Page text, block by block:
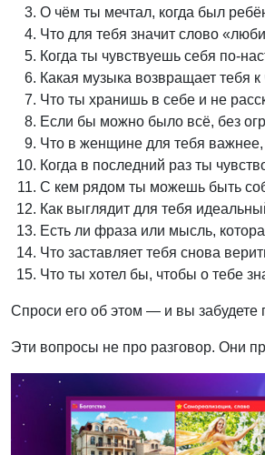
О чём ты мечтал, когда был
Что для тебя значит слово
Когда ты чувствуешь себя по-
Какая музыка возвращает тебя
Что ты хранишь в себе и не
Если бы можно было всё, без
Что в женщине для тебя
Когда в последний раз ты
С кем рядом ты можешь быть
Как выглядит для тебя
Есть ли фраза или мысль,
Что заставляет тебя снова
Что ты хотел бы, чтобы о тебе
Спроси его об этом — и вы забудете
Эти вопросы не про разговор. Они